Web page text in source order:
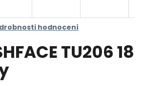
hodnocení
TU206 18